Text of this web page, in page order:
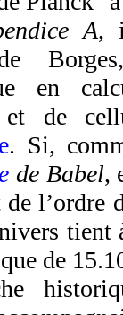
A,
en
de
. Si,
de Babel,
l’ordre
tient
de